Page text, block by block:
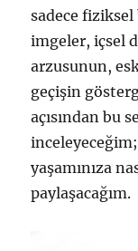
sadece
imgeler, içsel
arzusunun,
geçişin
açısından bu
yaşamınıza
paylaşacağım.